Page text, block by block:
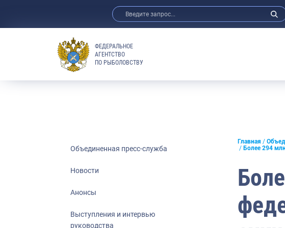
Анонсы
Выставки и конференции
Научно-практическая литература
Рыбоохрана России
ФЕДЕРАЛЬНОЕ
АГЕНТСТВО
ПО РЫБОЛОВСТВУ
Объединенная пресс-служба
Новости
Анонсы
Выступления и интервью
руководства
Главная
Более 294